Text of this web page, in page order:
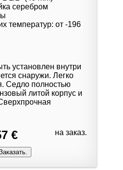
серебром
температур: от -196
установлен внутри
снаружи. Легко
Седло полностью
литой корпус и
€ на заказ.